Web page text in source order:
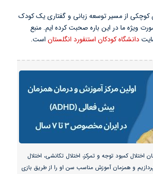
کوچکی از مسیر توسعه زبانی و گفتاری یک کودک
ویژه ما در این باره صحبت کرده ایم. منبع
دانشگاه کودکان استنفورد انگلستان است.
درمان اختلال کمبود توجه و تمرکز، اختلال تکانشی، اختلال
و همزمان آموزش مناسب سن او را از طریق بازی